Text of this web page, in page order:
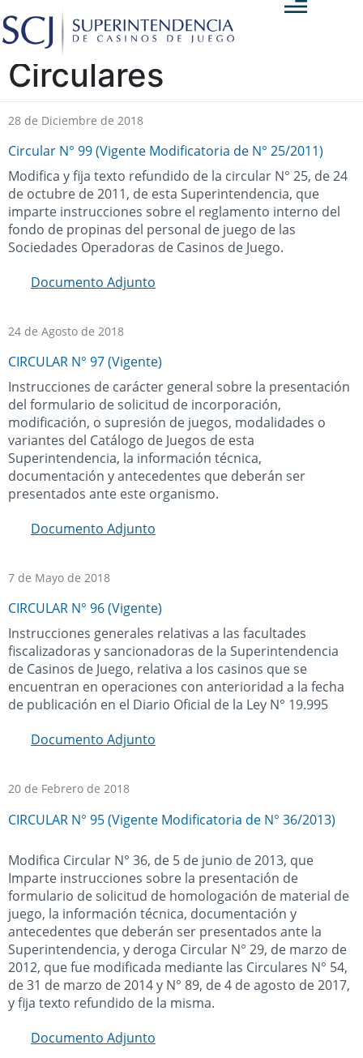
Circulares
28 de Diciembre de 2018
Circular N° 99 (Vigente Modificatoria de N° 25/2011)
Modifica y fija texto refundido de la circular N° 25, de 24
de octubre de 2011, de esta Superintendencia, que
imparte instrucciones sobre el reglamento interno del
fondo de propinas del personal de juego de las
Sociedades Operadoras de Casinos de Juego.
Documento Adjunto
24 de Agosto de 2018
CIRCULAR N° 97 (Vigente)
Instrucciones de carácter general sobre la presentación
del formulario de solicitud de incorporación,
modificación, o supresión de juegos, modalidades o
variantes del Catálogo de Juegos de esta
Superintendencia, la información técnica,
documentación y antecedentes que deberán ser
presentados ante este organismo.
Documento Adjunto
7 de Mayo de 2018
CIRCULAR N° 96 (Vigente)
Instrucciones generales relativas a las facultades
fiscalizadoras y sancionadoras de la Superintendencia
de Casinos de Juego, relativa a los casinos que se
encuentran en operaciones con anterioridad a la fecha
de publicación en el Diario Oficial de la Ley N° 19.995
Documento Adjunto
20 de Febrero de 2018
CIRCULAR N° 95 (Vigente Modificatoria de N° 36/2013)
Modifica Circular N° 36, de 5 de junio de 2013, que
Imparte instrucciones sobre la presentación de
formulario de solicitud de homologación de material de
juego, la información técnica, documentación y
antecedentes que deberán ser presentados ante la
Superintendencia, y deroga Circular N° 29, de marzo de
2012, que fue modificada mediante las Circulares N° 54,
de 31 de marzo de 2014 y N° 89, de 4 de agosto de 2017,
y fija texto refundido de la misma.
Documento Adjunto